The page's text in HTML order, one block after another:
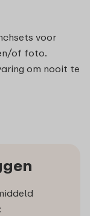
voor
of foto.
om nooit te